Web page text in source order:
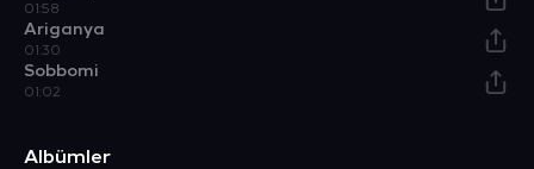
01:58
Ariganya
01:30
Sobbomi
01:02
Albümler